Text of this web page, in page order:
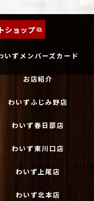
ショップ
いずメンバーズカード
お店紹介
わいずふじみ野店
わいず春日部店
わいず東川口店
わいず上尾店
わいず北本店